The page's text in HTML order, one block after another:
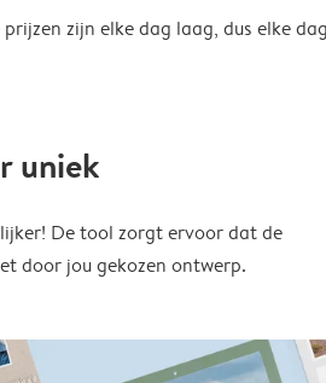
prijzen zijn elke dag laag, dus elke
uniek
De tool zorgt ervoor dat de
door jou gekozen ontwerp.